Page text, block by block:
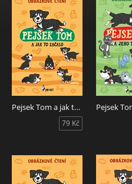
Pejsek Tom a jak to začalo
79 Kč